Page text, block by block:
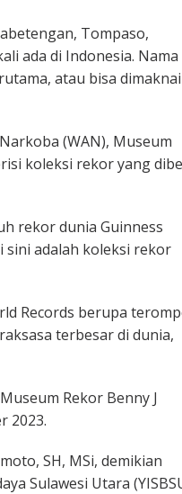
Tompaso,
ada di Indonesia. Nama
atau bisa dimaknai
(WAN), Museum
koleksi rekor yang
rekor dunia Guinness
sini adalah koleksi rekor
Records berupa
terbesar di dunia,
Rekor Benny J
2023.
SH, MSi, demikian
Sulawesi Utara